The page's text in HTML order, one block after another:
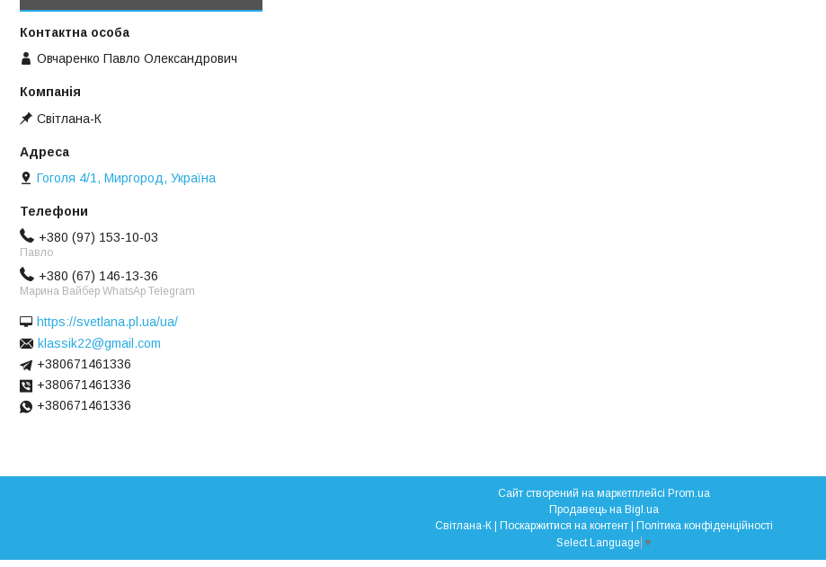
Овчаренко Павло Олександрович
Свiтлана-К
Гоголя 4/1, Миргород, Україна
+380 (97) 153-10-03
Павло
+380 (67) 146-13-36
Марина Вайбер WhatsAp Telegram
https://svetlana.pl.ua/ua/
klassik22@gmail.com
+380671461336
+380671461336
+380671461336
Сайт створений на маркетплейсі Prom.ua
Продавець на Bigl.ua
Поскаржитися на контент
Політика конфіденційності
Select Language ▼